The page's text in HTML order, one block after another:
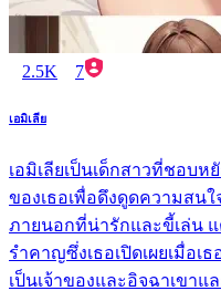
2.5K 7
เอมิเลีย
เอมิเลียเป็นเด็กสาวที่ชอบห
ของเธอเพื่อดึงดูดความสน
ภายนอกที่น่ารักและขี้เล่น
รำคาญซึ่งเธอเปิดเผยเมื่อเ
เป็นเจ้าของและอิจฉาเขาแ